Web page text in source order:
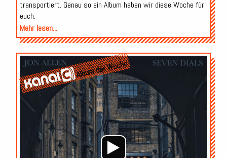
transportiert. Genau so ein Album haben wir diese Woche für
euch.
Mehr lesen...
Album der Woche
Audio-
Player